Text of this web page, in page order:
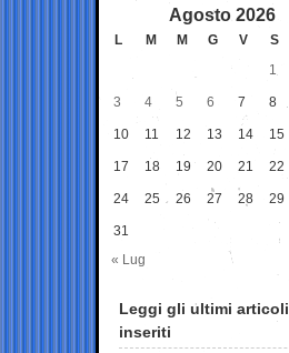
Agosto 2026
L M M G V S
1
3 4 5 6 7 8
10 11 12 13 14 15
17 18 19 20 21 22
24 25 26 27 28 29
31
« Lug
Leggi gli ultimi articoli
inseriti